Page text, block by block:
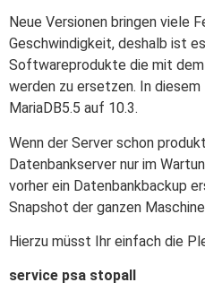
Neue Versionen bringen viele
Geschwindigkeit, deshalb ist
Softwareprodukte die mit
werden zu ersetzen. In
MariaDB5.5 auf 10.3.
Wenn der Server schon
Datenbankserver nur im
vorher ein Datenbankbackup
Snapshot der ganzen
Hierzu müsst Ihr einfach die
service psa stopall